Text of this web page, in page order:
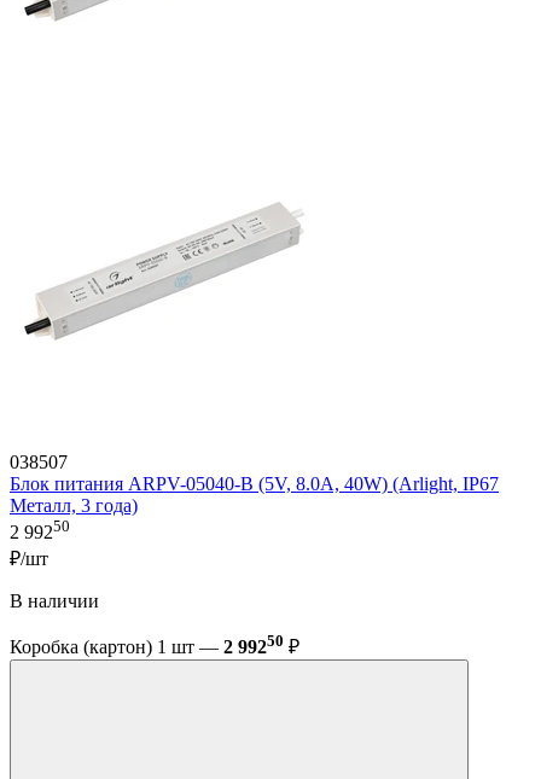
038507
Блок питания ARPV-05040-B (5V, 8.0A, 40W) (Arlight, IP67
Металл, 3 года)
2 99250
₽/шт
В наличии
Коробка (картон) 1 шт — 2 99250 ₽